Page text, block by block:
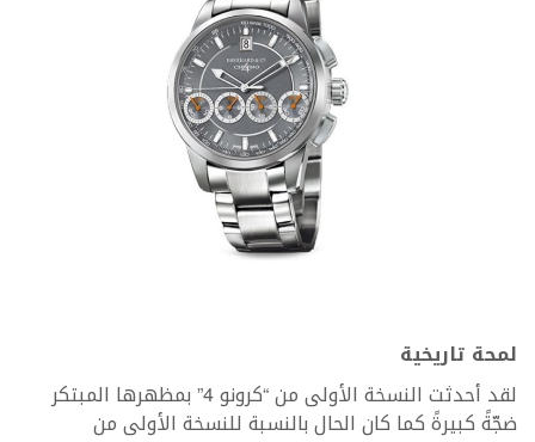
لمحة تاريخية
لقد أحدثت النسخة الأولى من “كرونو 4” بمظهرها المبتكر
ضجّةً كبيرةً كما كان الحال بالنسبة للنسخة الأولى من